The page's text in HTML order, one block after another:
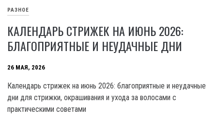
РАЗНОЕ
КАЛЕНДАРЬ СТРИЖЕК НА ИЮНЬ 2026:
БЛАГОПРИЯТНЫЕ И НЕУДАЧНЫЕ ДНИ
26 МАЯ, 2026
Календарь стрижек на июнь 2026: благоприятные и неудачные
дни для стрижки, окрашивания и ухода за волосами с
практическими советами